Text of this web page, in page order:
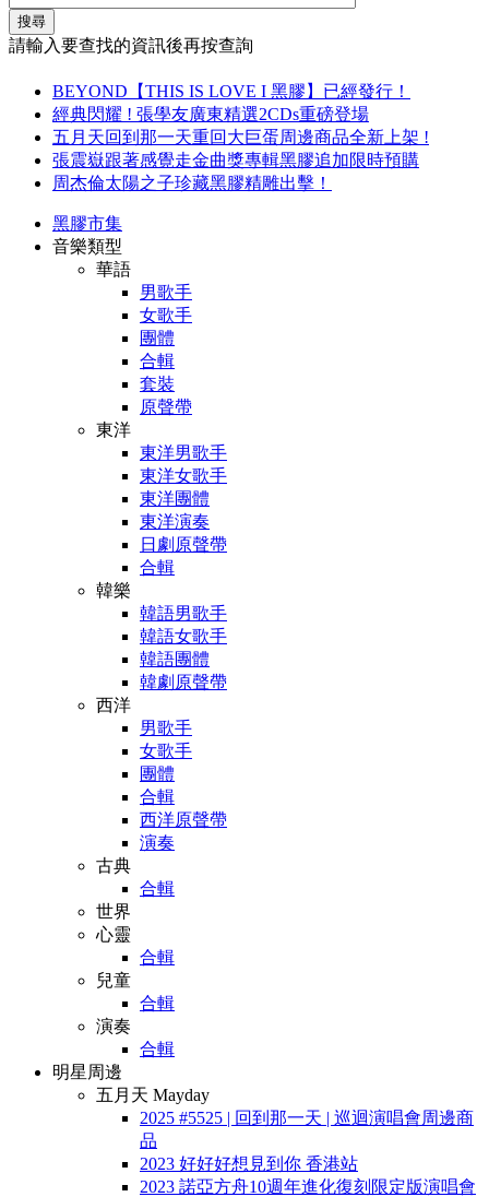
搜尋
請輸入要查找的資訊後再按查詢
BEYOND【THIS IS LOVE I 黑膠】已經發行！
經典閃耀 ! 張學友廣東精選2CDs重磅登場
五月天回到那一天重回大巨蛋周邊商品全新上架 !
張震嶽跟著感覺走金曲獎專輯黑膠追加限時預購
周杰倫太陽之子珍藏黑膠精雕出擊！
黑膠市集
音樂類型
華語
男歌手
女歌手
團體
合輯
套裝
原聲帶
東洋
東洋男歌手
東洋女歌手
東洋團體
東洋演奏
日劇原聲帶
合輯
韓樂
韓語男歌手
韓語女歌手
韓語團體
韓劇原聲帶
西洋
男歌手
女歌手
團體
合輯
西洋原聲帶
演奏
古典
合輯
世界
心靈
合輯
兒童
合輯
演奏
合輯
明星周邊
五月天 Mayday
2025 #5525 | 回到那一天 | 巡迴演唱會周邊商
品
2023 好好好想見到你 香港站
2023 諾亞方舟10週年進化復刻限定版演唱會